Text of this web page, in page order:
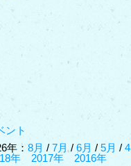
ント
年： 8月 / 7月/ 6月 / 5月 /
年 2017年 2016年